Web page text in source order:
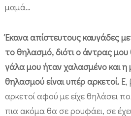
μαμά…
Έκανα απίστευτους καυγάδες
το θηλασμό, διότι ο άντρας
γάλα μου ήταν χαλασμένο και
θηλασμού είναι υπέρ αρκετοί. Ε,
αρκετοί αφού με είχε θηλάσει
πια ακόμα θα σε ρουφάει, σε